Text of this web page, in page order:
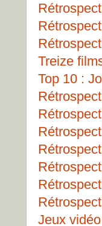
Treize
Top 10 :
Jeux